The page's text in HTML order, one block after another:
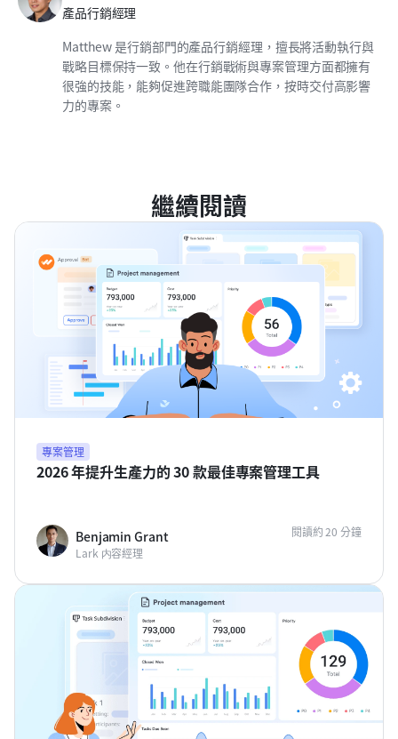
產品行銷經理
Matthew 是行銷部門的產品行銷經理，擅長將活動執行與
戰略目標保持一致。他在行銷戰術與專案管理方面都擁有
很強的技能，能夠促進跨職能團隊合作，按時交付高影響
力的專案。
繼續閱讀
專案管理
2026 年提升生產力的 30 款最佳專案管理工具
Benjamin Grant
Lark 内容經理
閱讀約 20 分鐘